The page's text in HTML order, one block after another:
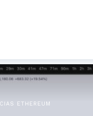
ETHEREUM